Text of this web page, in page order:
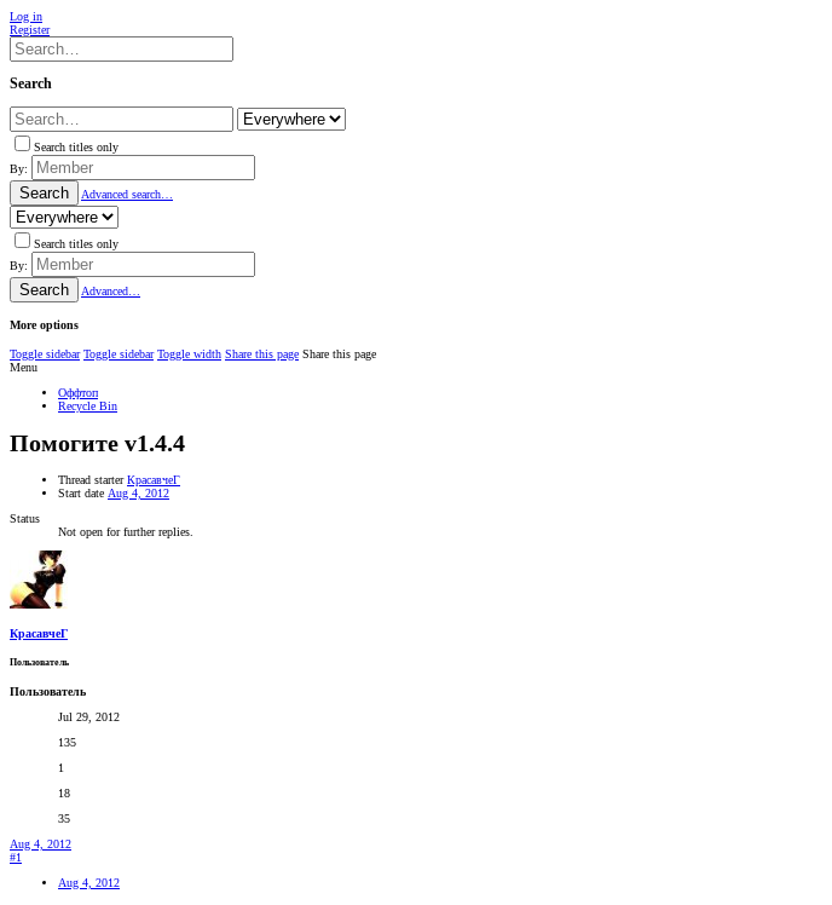
Log in
Register
Search
Search titles only
By:
Search Advanced search…
Search titles only
By:
Search Advanced…
More options
Toggle sidebar Toggle sidebar Toggle width Share this page Share this page
Menu
Оффтоп
Recycle Bin
Помогите v1.4.4
Thread starter КрасавчеГ
Start date Aug 4, 2012
Status
Not open for further replies.
КрасавчеГ
Пользователь
Пользователь
Jul 29, 2012
135
1
18
35
Aug 4, 2012
#1
Aug 4, 2012